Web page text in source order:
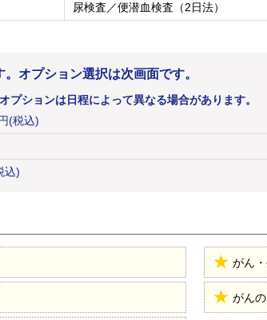
尿検査／便潜血検査（2日法）
オプション選択は次画面です。
プションは日程によって異なる場合があります。
(税込)
込)
がん
がん